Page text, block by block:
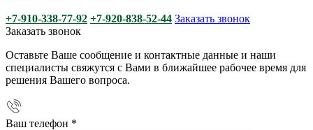
+7-910-338-77-92 +7-920-838-52-44 Заказать звонок
Заказать звонок
Оставьте Ваше сообщение и контактные данные и наши
специалисты свяжутся с Вами в ближайшее рабочее время для
решения Вашего вопроса.
Ваш телефон *